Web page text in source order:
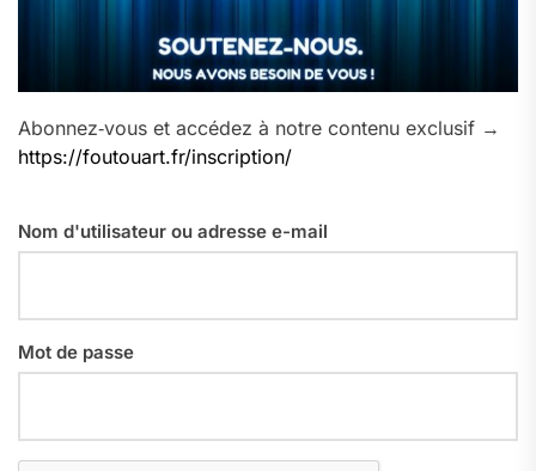
Abonnez‑vous et accédez à notre contenu exclusif →
https://foutouart.fr/inscription/
Nom d'utilisateur ou adresse e-mail
Mot de passe